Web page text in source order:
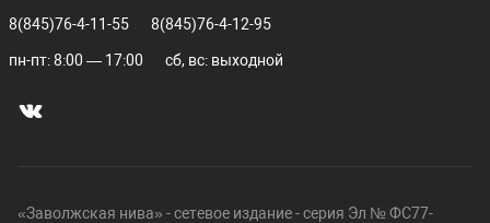
8(845)76-4-11-55 8(845)76-4-12-95
пн-пт: 8:00 — 17:00 сб, вс: выходной
«Заволжская нива» - сетевое издание - серия Эл № ФС77-